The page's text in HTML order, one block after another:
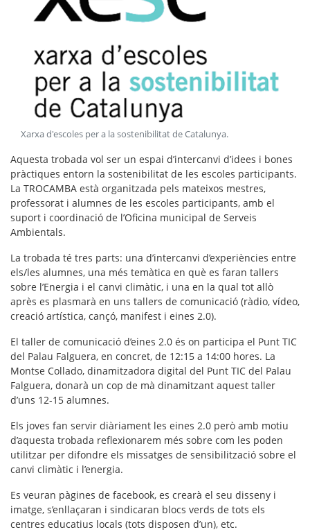
Xarxa d'escoles per a la sostenibilitat de Catalunya.
Aquesta trobada vol ser un espai d’intercanvi d’idees i bones
pràctiques entorn la sostenibilitat de les escoles participants.
La TROCAMBA està organitzada pels mateixos mestres,
professorat i alumnes de les escoles participants, amb el
suport i coordinació de l’Oficina municipal de Serveis
Ambientals.
La trobada té tres parts: una d’intercanvi d’experiències entre
els/les alumnes, una més temàtica en què es faran tallers
sobre l’Energia i el canvi climàtic, i una en la qual tot allò
après es plasmarà en uns tallers de comunicació (ràdio, vídeo,
creació artística, cançó, manifest i eines 2.0).
El taller de comunicació d’eines 2.0 és on participa el Punt TIC
del Palau Falguera, en concret, de 12:15 a 14:00 hores. La
Montse Collado, dinamitzadora digital del Punt TIC del Palau
Falguera, donarà un cop de mà dinamitzant aquest taller
d’uns 12-15 alumnes.
Els joves fan servir diàriament les eines 2.0 però amb motiu
d’aquesta trobada reflexionarem més sobre com les poden
utilitzar per difondre els missatges de sensibilització sobre el
canvi climàtic i l’energia.
Es veuran pàgines de facebook, es crearà el seu disseny i
imatge, s’enllaçaran i sindicaran blocs verds de tots els
centres educatius locals (tots disposen d’un), etc.